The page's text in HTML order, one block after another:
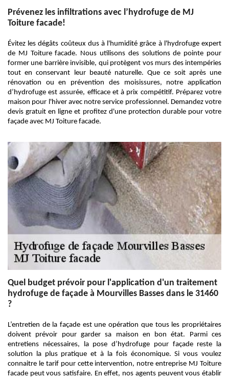
Prévenez les infiltrations avec l’hydrofuge de MJ
Toiture facade!
Évitez les dégâts coûteux dus à l'humidité grâce à l'hydrofuge expert
de MJ Toiture facade. Nous utilisons des solutions de pointe pour
former une barrière invisible, qui protègent vos murs des intempéries
tout en conservant leur beauté naturelle. Que ce soit après une
rénovation ou en prévention des moisissures, notre application
d’hydrofuge est assurée, efficace et à prix compétitif. Préparez votre
maison pour l'hiver avec notre service professionnel. Demandez votre
devis gratuit en ligne et profitez d'une protection durable pour votre
façade avec MJ Toiture facade.
Quel budget prévoir pour l'application d'un traitement
hydrofuge de façade à Mourvilles Basses dans le 31460
?
L’entretien de la façade est une opération que tous les propriétaires
doivent prévoir pour garder sa maison en bon état. Parmi ces
entretiens nécessaires, la pose d’hydrofuge pour façade reste la
solution la plus pratique et à la fois économique. Si vous voulez
connaitre le tarif pour cette intervention, notre entreprise MJ Toiture
facade peut vous satisfaire. En effet, nos agents peuvent vous établir